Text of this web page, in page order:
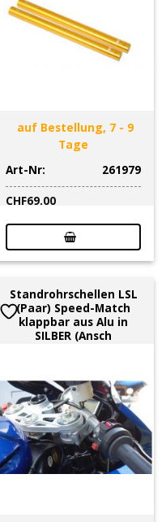
auf Bestellung, 7 - 9
Tage
Art-Nr:
261979
CHF69.00
Standrohrschellen LSL
(Paar) Speed-Match
klappbar aus Alu in
SILBER (Ansch